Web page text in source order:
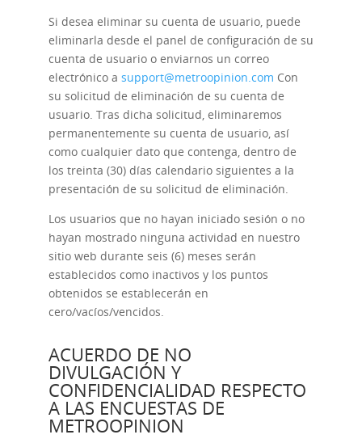
Si desea eliminar su cuenta de usuario, puede
eliminarla desde el panel de configuración de su
cuenta de usuario o enviarnos un correo
electrónico a support@metroopinion.com Con
su solicitud de eliminación de su cuenta de
usuario. Tras dicha solicitud, eliminaremos
permanentemente su cuenta de usuario, así
como cualquier dato que contenga, dentro de
los treinta (30) días calendario siguientes a la
presentación de su solicitud de eliminación.
Los usuarios que no hayan iniciado sesión o no
hayan mostrado ninguna actividad en nuestro
sitio web durante seis (6) meses serán
establecidos como inactivos y los puntos
obtenidos se establecerán en
cero/vacíos/vencidos.
ACUERDO DE NO
DIVULGACIÓN Y
CONFIDENCIALIDAD RESPECTO
A LAS ENCUESTAS DE
METROOPINION